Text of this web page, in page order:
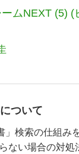
ムNEXT (5) (
ついて
」検索の仕組み
ない場合の対処